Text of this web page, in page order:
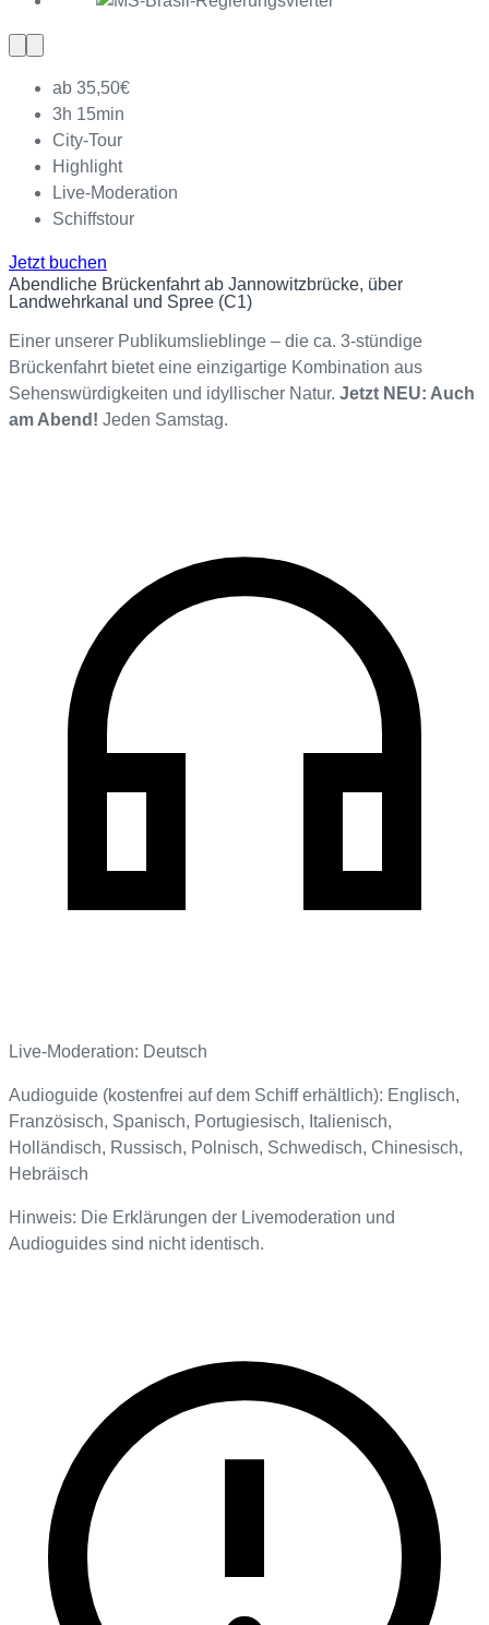
SlideSlide
ab 35,50€
3h 15min
City-Tour
Highlight
Live-Moderation
Schiffstour
Jetzt buchen
Abendliche Brückenfahrt ab Jannowitzbrücke, über
Landwehrkanal und Spree (C1)
Einer unserer Publikumslieblinge – die ca. 3-stündige
Brückenfahrt bietet eine einzigartige Kombination aus
Sehenswürdigkeiten und idyllischer Natur. Jetzt NEU: Auch
am Abend! Jeden Samstag.
Live-Moderation: Deutsch
Audioguide (kostenfrei auf dem Schiff erhältlich): Englisch,
Französisch, Spanisch, Portugiesisch, Italienisch,
Holländisch, Russisch, Polnisch, Schwedisch, Chinesisch,
Hebräisch
Hinweis: Die Erklärungen der Livemoderation und
Audioguides sind nicht identisch.